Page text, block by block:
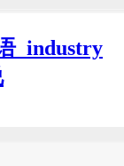
_industry